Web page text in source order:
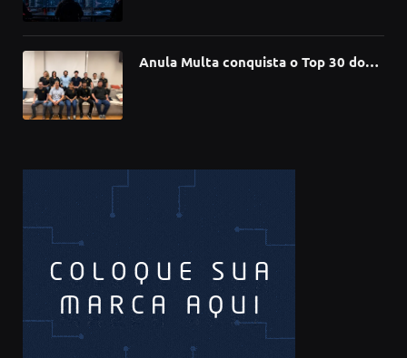
Anula Multa conquista o Top 30 do